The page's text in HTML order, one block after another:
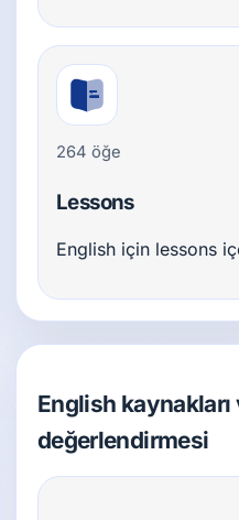
264 öğe
Lessons
English için lessons
English
değerlendirmesi